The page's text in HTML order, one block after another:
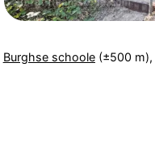
Burghse schoole(±500 m),